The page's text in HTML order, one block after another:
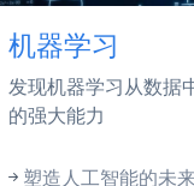
机器学习
发现机器学习从数据
的强大能力
塑造人工智能的未